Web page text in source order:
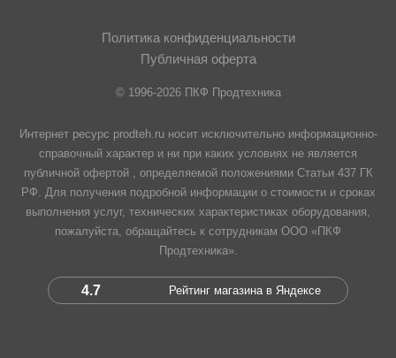
Политика конфиденциальности
Публичная оферта
© 1996-2026 ПКФ Продтехника
Интернет ресурс prodteh.ru носит исключительно информационно-
справочный характер и ни при каких условиях не является
публичной офертой , определяемой положениями Статьи 437 ГК
РФ. Для получения подробной информации о стоимости и сроках
выполнения услуг, технических характеристиках оборудования,
пожалуйста, обращайтесь к сотрудникам ООО «ПКФ
Продтехника».
4.7 Рейтинг магазина в Яндексе